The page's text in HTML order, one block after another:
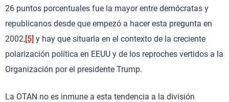
26 puntos porcentuales fue la mayor entre demócratas y
republicanos desde que empezó a hacer esta pregunta en
2002,[5] y hay que situarla en el contexto de la creciente
polarización política en EEUU y de los reproches vertidos a la
Organización por el presidente Trump.
La OTAN no es inmune a esta tendencia a la división